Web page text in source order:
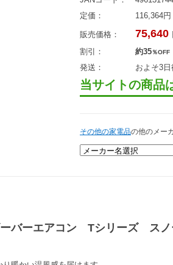
定価：
116,364円
販売価格： 75,640
割引：
約35％OFF
発送： およそ3日
当サイトの商品
その他の家電品の他のメー
バーエアコン Tシリーズ スノ